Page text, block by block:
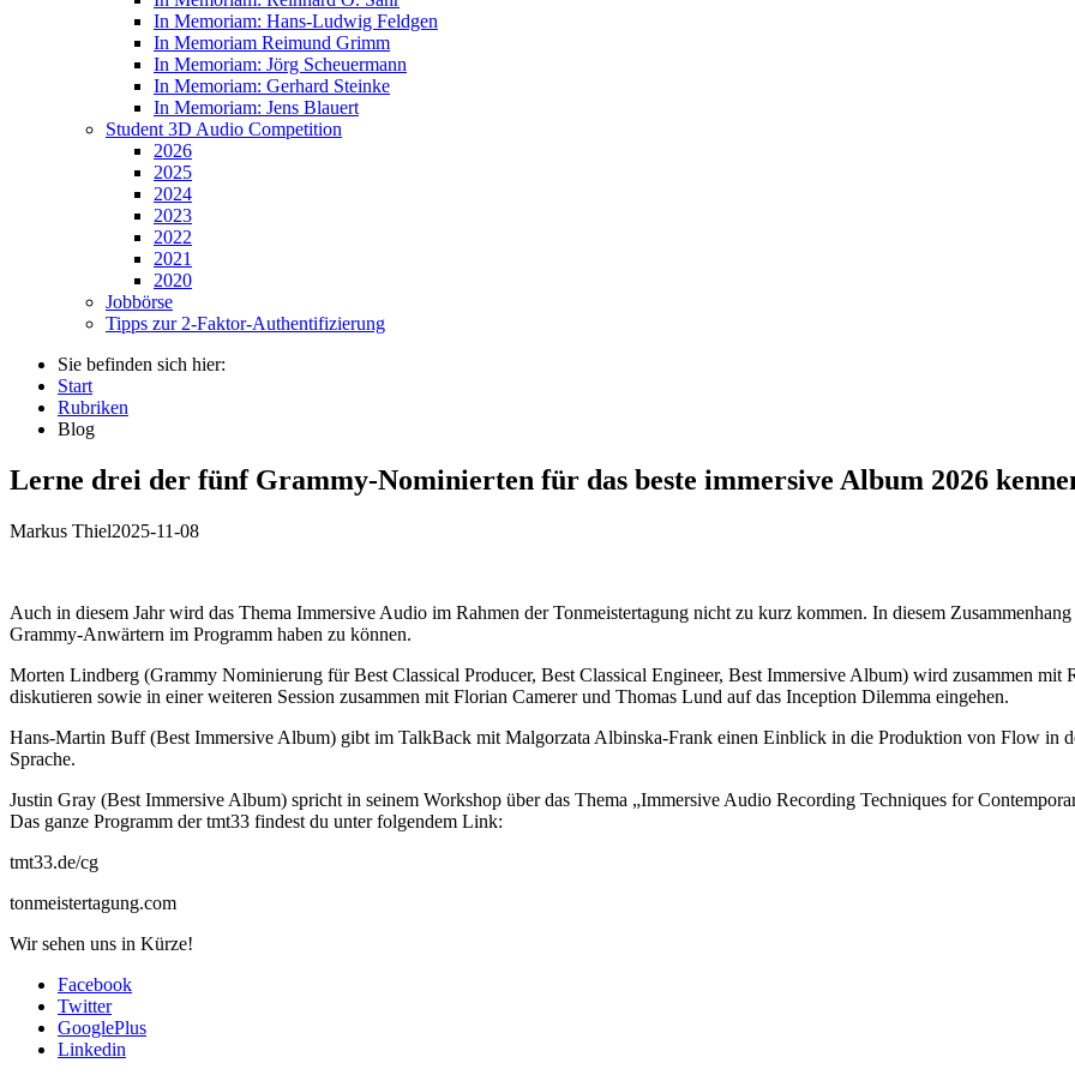
In Memoriam: Hans-Ludwig Feldgen
In Memoriam Reimund Grimm
In Memoriam: Jörg Scheuermann
In Memoriam: Gerhard Steinke
In Memoriam: Jens Blauert
Student 3D Audio Competition
2026
2025
2024
2023
2022
2021
2020
Jobbörse
Tipps zur 2-Faktor-Authentifizierung
Sie befinden sich hier:
Start
Rubriken
Blog
Lerne drei der fünf Grammy-Nominierten für das beste immersive Album 2026
Markus Thiel2025-11-08
Auch in diesem Jahr wird das Thema Immersive Audio im Rahmen der Tonmeistertagung nicht zu kurz kommen. In diesem
Grammy-Anwärtern im Programm haben zu können.
Morten Lindberg (Grammy Nominierung für Best Classical Producer, Best Classical Engineer, Best Immersive Album) wird zusammen
diskutieren sowie in einer weiteren Session zusammen mit Florian Camerer und Thomas Lund auf das Inception Dilemma eingehen.
Hans-Martin Buff (Best Immersive Album) gibt im TalkBack mit Malgorzata Albinska-Frank einen Einblick in die Produktion von Flow in
Sprache.
Justin Gray (Best Immersive Album) spricht in seinem Workshop über das Thema „Immersive Audio Recording Techniques for
Das ganze Programm der tmt33 findest du unter folgendem Link:
tmt33.de/cg
tonmeistertagung.com
Wir sehen uns in Kürze!
Facebook
Twitter
GooglePlus
Linkedin